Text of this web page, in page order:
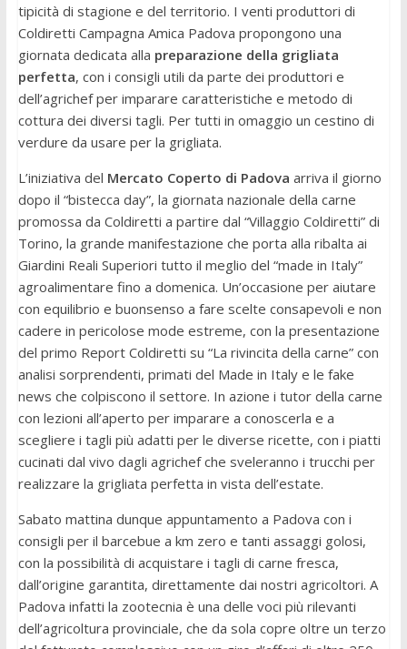
tipicità di stagione e del territorio. I venti produttori di
Coldiretti Campagna Amica Padova propongono una
giornata dedicata alla preparazione della grigliata
perfetta, con i consigli utili da parte dei produttori e
dell’agrichef per imparare caratteristiche e metodo di
cottura dei diversi tagli. Per tutti in omaggio un cestino di
verdure da usare per la grigliata.
L’iniziativa del Mercato Coperto di Padova arriva il giorno
dopo il “bistecca day”, la giornata nazionale della carne
promossa da Coldiretti a partire dal “Villaggio Coldiretti” di
Torino, la grande manifestazione che porta alla ribalta ai
Giardini Reali Superiori tutto il meglio del “made in Italy”
agroalimentare fino a domenica. Un’occasione per aiutare
con equilibrio e buonsenso a fare scelte consapevoli e non
cadere in pericolose mode estreme, con la presentazione
del primo Report Coldiretti su “La rivincita della carne” con
analisi sorprendenti, primati del Made in Italy e le fake
news che colpiscono il settore. In azione i tutor della carne
con lezioni all’aperto per imparare a conoscerla e a
scegliere i tagli più adatti per le diverse ricette, con i piatti
cucinati dal vivo dagli agrichef che sveleranno i trucchi per
realizzare la grigliata perfetta in vista dell’estate.
Sabato mattina dunque appuntamento a Padova con i
consigli per il barcebue a km zero e tanti assaggi golosi,
con la possibilità di acquistare i tagli di carne fresca,
dall’origine garantita, direttamente dai nostri agricoltori. A
Padova infatti la zootecnia è una delle voci più rilevanti
dell’agricoltura provinciale, che da sola copre oltre un terzo